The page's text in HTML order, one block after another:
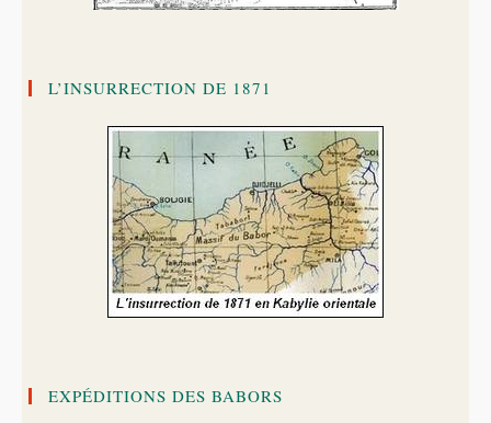
L’INSURRECTION DE 1871
EXPÉDITIONS DES BABORS